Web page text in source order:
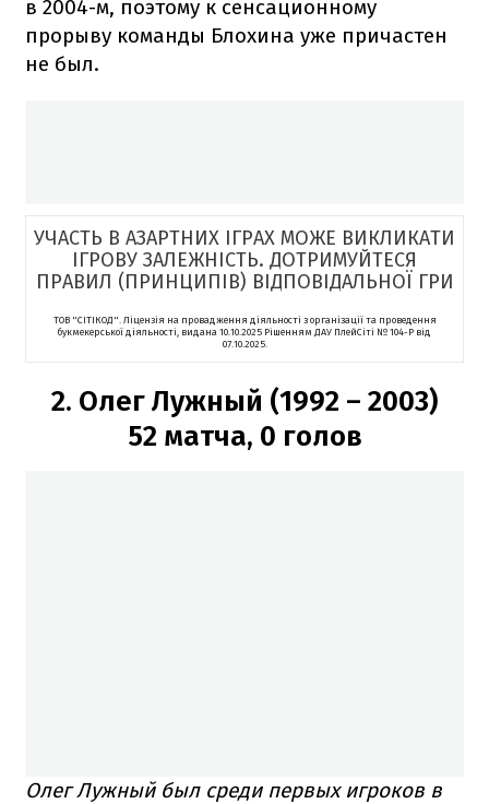
в 2004-м, поэтому к сенсационному
прорыву команды Блохина уже причастен
не был.
УЧАСТЬ В АЗАРТНИХ ІГРАХ МОЖЕ ВИКЛИКАТИ
ІГРОВУ ЗАЛЕЖНІСТЬ. ДОТРИМУЙТЕСЯ
ПРАВИЛ (ПРИНЦИПІВ) ВІДПОВІДАЛЬНОЇ ГРИ
ТОВ "СІТІКОД". Ліцензія на провадження діяльності з організації та проведення
букмекерської діяльності, видана 10.10.2025 Рішенням ДАУ ПлейСіті № 104-P від
07.10.2025.
2. Олег Лужный (1992 – 2003)
52 матча, 0 голов
Олег Лужный был среди первых игроков в